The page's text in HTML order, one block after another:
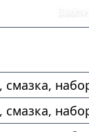
смазка,
смазка,